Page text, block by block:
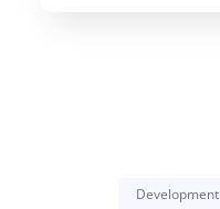
Development